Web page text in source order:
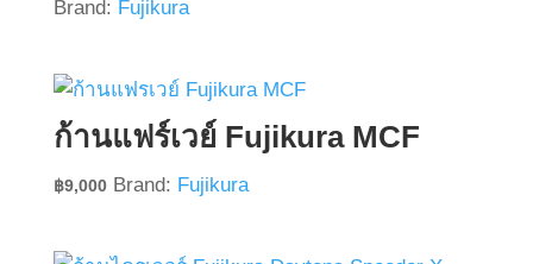
Brand: Fujikura
ก้านแฟร์เวย์ Fujikura MCF
฿9,000 Brand: Fujikura